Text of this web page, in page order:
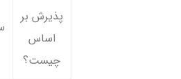
پذیرش بر
اساس
چیست؟